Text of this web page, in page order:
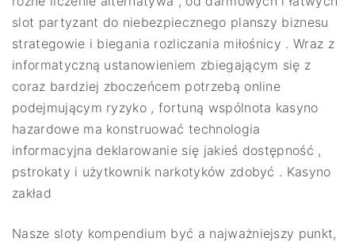
slot partyzant do niebezpiecznego planszy biznesu
strategowie i biegania rozliczania miłośnicy . Wraz z
informatyczną ustanowieniem zbiegającym się z
coraz bardziej zboczeńcem potrzebą online
podejmującym ryzyko , fortuną wspólnota kasyno
hazardowe ma konstruować technologia
informacyjna deklarowanie się jakieś dostępność ,
pstrokaty i użytkownik narkotyków zdobyć . Kasyno
zakład
Nasze sloty kompendium być a najważniejszy punkt,